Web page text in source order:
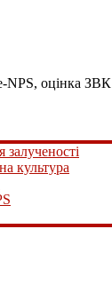
NPS, оцінка ЗВК
залученості
культура